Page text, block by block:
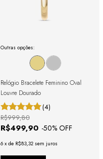
Outras opções:
Relógio Bracelete Feminino Oval
Louvre Dourado
(4)
R$499,90 -50% OFF
R$999,80
6 x de R$83,32 sem juros